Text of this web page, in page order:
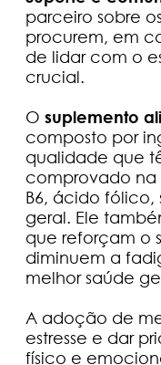
parceiro sobre
procurem, em
de lidar com o
crucial.
Osuplemento
composto por
qualidade que
comprovado na
B6, ácido fólico,
geral. Ele
que reforçam o
diminuem a
melhor saúde
A adoção de
estresse e dar
físico e